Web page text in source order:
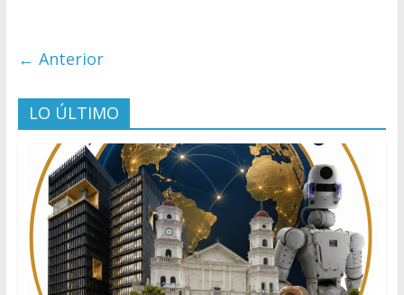
← Anterior
LO ÚLTIMO